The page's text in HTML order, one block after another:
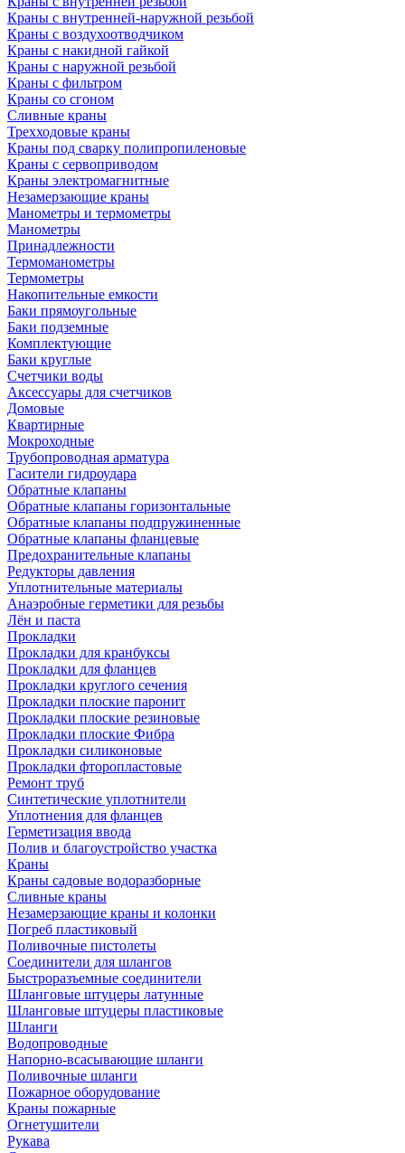
Краны с внутренней-наружной резьбой
Краны с воздухоотводчиком
Краны с накидной гайкой
Краны с наружной резьбой
Краны с фильтром
Краны со сгоном
Сливные краны
Трехходовые краны
Краны под сварку полипропиленовые
Краны с сервоприводом
Краны электромагнитные
Незамерзающие краны
Манометры и термометры
Манометры
Принадлежности
Термоманометры
Термометры
Накопительные емкости
Баки прямоугольные
Баки подземные
Комплектующие
Баки круглые
Счетчики воды
Аксессуары для счетчиков
Домовые
Квартирные
Мокроходные
Трубопроводная арматура
Гасители гидроудара
Обратные клапаны
Обратные клапаны горизонтальные
Обратные клапаны подпружиненные
Обратные клапаны фланцевые
Предохранительные клапаны
Редукторы давления
Уплотнительные материалы
Анаэробные герметики для резьбы
Лён и паста
Прокладки
Прокладки для кранбуксы
Прокладки для фланцев
Прокладки круглого сечения
Прокладки плоские паронит
Прокладки плоские резиновые
Прокладки плоские Фибра
Прокладки силиконовые
Прокладки фторопластовые
Ремонт труб
Синтетические уплотнители
Уплотнения для фланцев
Герметизация ввода
Полив и благоустройство участка
Краны
Краны садовые водоразборные
Сливные краны
Незамерзающие краны и колонки
Погреб пластиковый
Поливочные пистолеты
Соединители для шлангов
Быстроразъемные соединители
Шланговые штуцеры латунные
Шланговые штуцеры пластиковые
Шланги
Водопроводные
Напорно-всасывающие шланги
Поливочные шланги
Пожарное оборудование
Краны пожарные
Огнетушители
Рукава